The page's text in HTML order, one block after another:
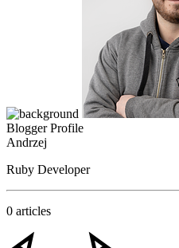
Blogger Profile
Andrzej
Ruby Developer
0 articles